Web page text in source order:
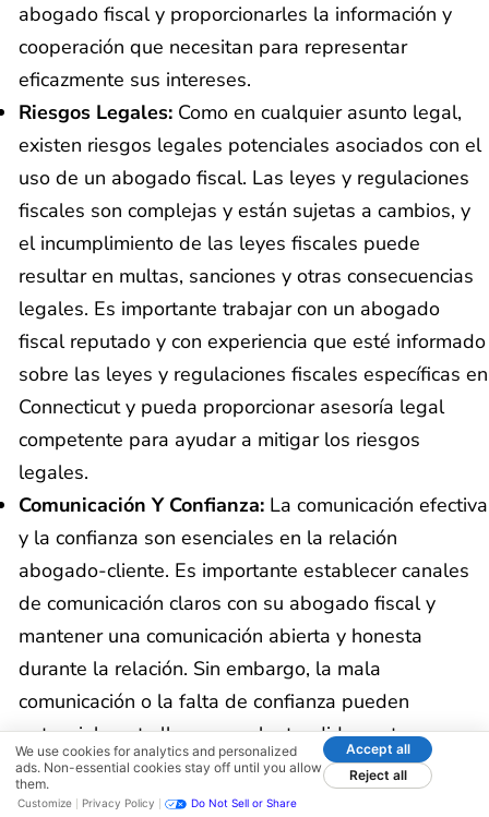
abogado fiscal y proporcionarles la información y
cooperación que necesitan para representar
eficazmente sus intereses.
Riesgos Legales: Como en cualquier asunto legal,
existen riesgos legales potenciales asociados con el
uso de un abogado fiscal. Las leyes y regulaciones
fiscales son complejas y están sujetas a cambios, y
el incumplimiento de las leyes fiscales puede
resultar en multas, sanciones y otras consecuencias
legales. Es importante trabajar con un abogado
fiscal reputado y con experiencia que esté informado
sobre las leyes y regulaciones fiscales específicas en
Connecticut y pueda proporcionar asesoría legal
competente para ayudar a mitigar los riesgos
legales.
Comunicación Y Confianza: La comunicación efectiva
y la confianza son esenciales en la relación
abogado-cliente. Es importante establecer canales
de comunicación claros con su abogado fiscal y
mantener una comunicación abierta y honesta
durante la relación. Sin embargo, la mala
comunicación o la falta de confianza pueden
potencialmente llevar a malentendidos, retrasos y
otros problemas que pueden afectar la efectividad
de la representación.
We use cookies for analytics and personalized
ads. Non-essential cookies stay off until you allow
them.
Accept all
Reject all
Customize Privacy Policy Do Not Sell or Share